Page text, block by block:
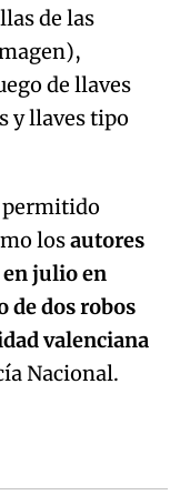
de las
de llaves
y llaves tipo
permitido
losautores
en julio en
de dos robos
valenciana
Nacional.